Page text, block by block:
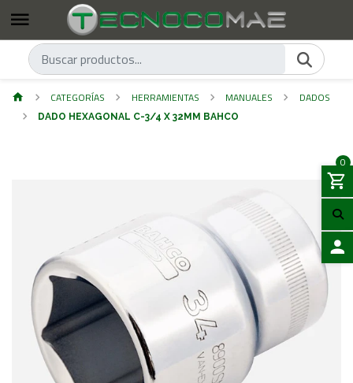
0
CATEGORÍAS HERRAMIENTAS MANUALES DADOS
DADO HEXAGONAL C-3/4 X 32MM BAHCO